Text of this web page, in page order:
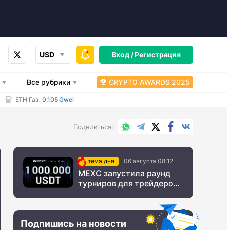
USD Вход /Регистрация
Все рубрики CRYPTO AWARDS 2025
ETH Газ: 0,105 Gwei
Поделиться WhatsApp
TelegramX.comFacebook
тема дня 06 августа 08:12
MEXC запустила раунд
турниров для трейдеров
Подпишись на новости